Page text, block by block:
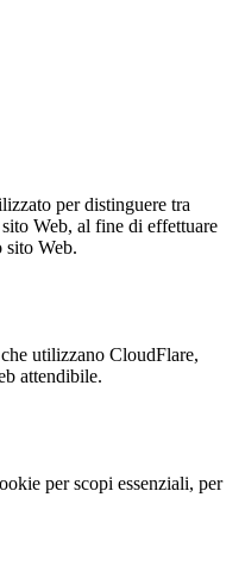
per distinguere tra
Web, al fine di effettuare
Web.
utilizzano CloudFlare,
attendibile.
per scopi essenziali, per